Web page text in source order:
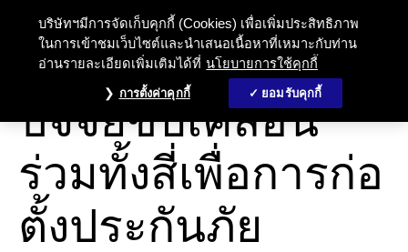
ปัจจัยขับเคลื่อน
ร่วมทั้งสี่เพื่อการก่อ
ตั้งประกันภัย
บริษัทฯมีการจัดเก็บคุกกี้ (Cookies) เพื่อเพิ่มประสิทธิภาพ
ในการเข้าชมเว็บไซต์และนำเสนอเนื้อหาที่เหมาะกับท่าน
อ่านรายละเอียดเพิ่มเติมได้ที่ นโยบายการใช้คุกกี้
การตั้งค่าคุกกี้ ยอมรับคุกกี้